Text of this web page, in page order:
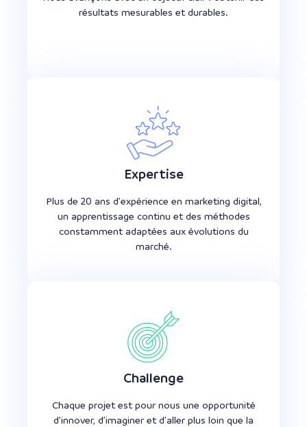
résultats mesurables et durables.
Expertise
Plus de 20 ans d’expérience en marketing digital,
un apprentissage continu et des méthodes
constamment adaptées aux évolutions du
marché.
Challenge
Chaque projet est pour nous une opportunité
d’innover, d’imaginer et d’aller plus loin que la